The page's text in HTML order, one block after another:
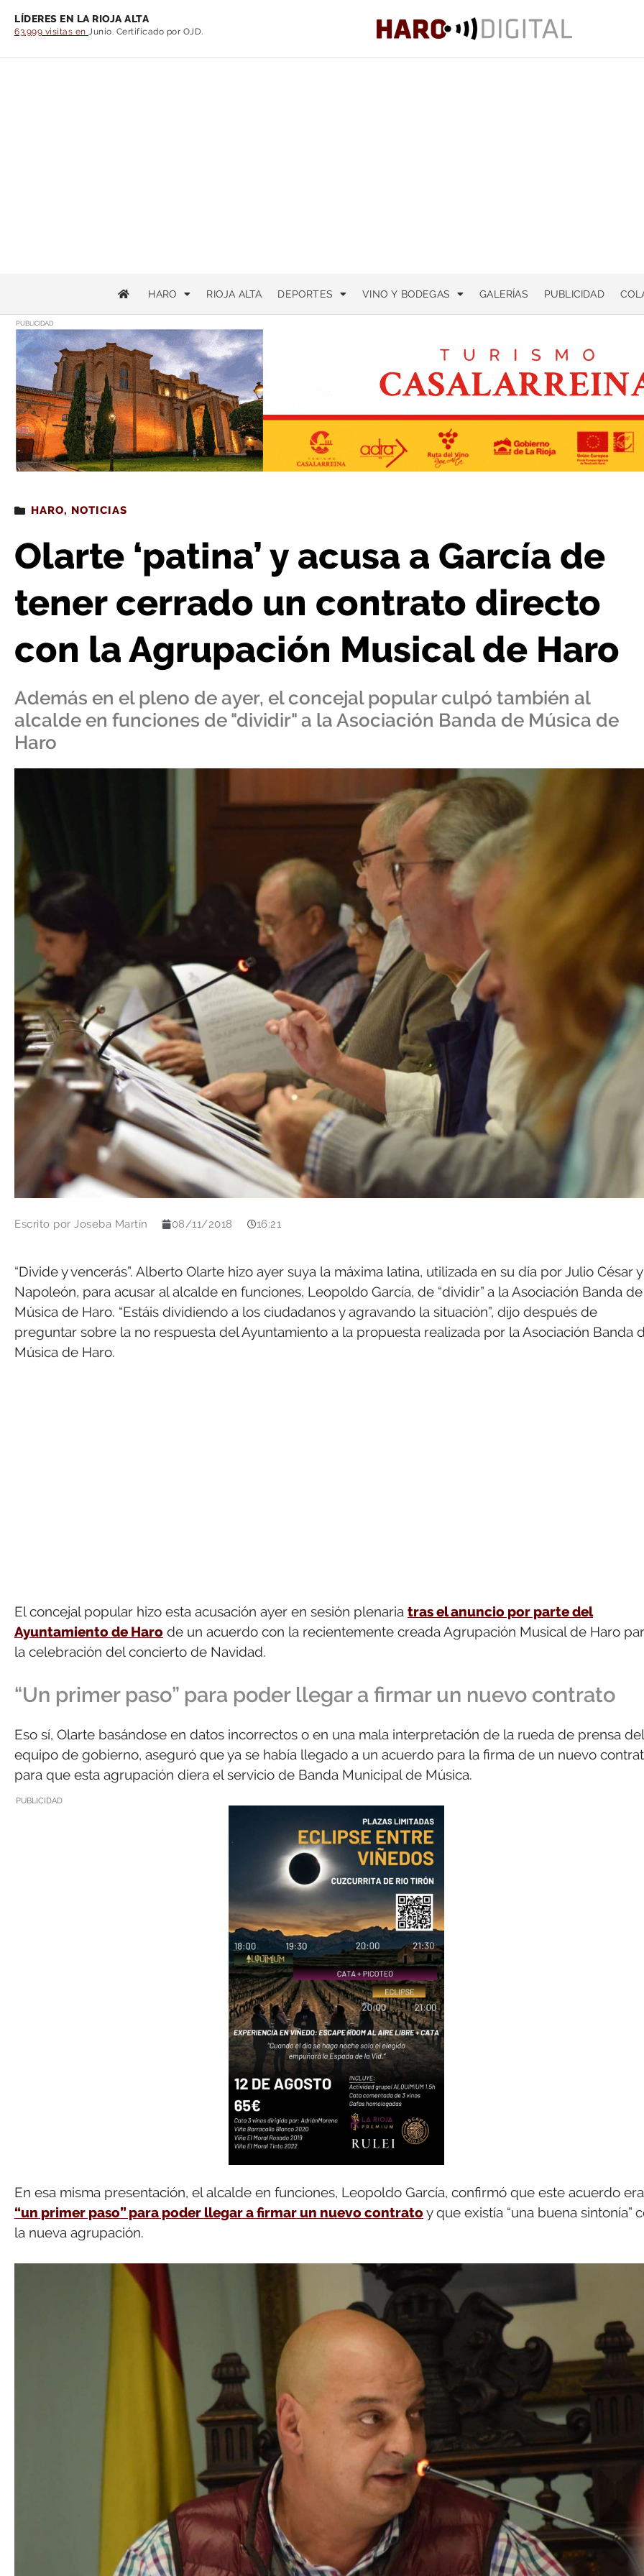
LÍDERES EN LA RIOJA ALTA
63.999 visitas en Junio. Certificado por OJD.
HARO RIOJA ALTA DEPORTES VINO Y BODEGAS GALERÍAS PUBLICIDAD
PUBLICIDAD
Estás leyendo : Olarte ‘patina’ y acusa a García de tener cerrado un contrato directo con la Agrupación Musical de Haro
HARO, NOTICIAS
Olarte ‘patina’ y acusa a García de
tener cerrado un contrato directo
con la Agrupación Musical de Haro
Además en el pleno de ayer, el concejal popular culpó también al
alcalde en funciones de "dividir" a la Asociación Banda de Música de
Haro
Escrito por Joseba Martín 08/11/2018 16:21
“Divide y vencerás”. Alberto Olarte hizo ayer suya la máxima latina, utilizada en su día por Julio César y
Napoleón, para acusar al alcalde en funciones, Leopoldo García, de “dividir” a la Asociación Banda de
Música de Haro. “Estáis dividiendo a los ciudadanos y agravando la situación”, dijo después de
preguntar sobre la no respuesta del Ayuntamiento a la propuesta realizada por la Asociación Banda
Música de Haro.
El concejal popular hizo esta acusación ayer en sesión plenaria tras el anuncio por parte del
Ayuntamiento de Haro de un acuerdo con la recientemente creada Agrupación Musical de Haro
la celebración del concierto de Navidad.
“Un primer paso” para poder llegar a firmar un nuevo contrato
Eso sí, Olarte basándose en datos incorrectos o en una mala interpretación de la rueda de prensa del
equipo de gobierno, aseguró que ya se había llegado a un acuerdo para la firma de un nuevo
para que esta agrupación diera el servicio de Banda Municipal de Música.
PUBLICIDAD
En esa misma presentación, el alcalde en funciones, Leopoldo García, confirmó que este acuerdo era
“un primer paso” para poder llegar a firmar un nuevo contratoy que existía “una buena sintonía”
la nueva agrupación.